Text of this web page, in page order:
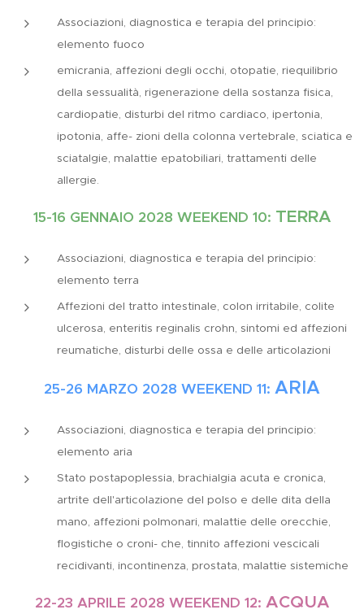
Associazioni, diagnostica e terapia del principio:
elemento fuoco
emicrania, affezioni degli occhi, otopatie, riequilibrio
della sessualità, rigenerazione della sostanza fisica,
cardiopatie, disturbi del ritmo cardiaco, ipertonia,
ipotonia, affe- zioni della colonna vertebrale, sciatica e
sciatalgie, malattie epatobiliari, trattamenti delle
allergie.
15-16 GENNAIO 2028 WEEKEND 10: TERRA
Associazioni, diagnostica e terapia del principio:
elemento terra
Affezioni del tratto intestinale, colon irritabile, colite
ulcerosa, enteritis reginalis crohn, sintomi ed affezioni
reumatiche, disturbi delle ossa e delle articolazioni
25-26 MARZO 2028 WEEKEND 11: ARIA
Associazioni, diagnostica e terapia del principio:
elemento aria
Stato postapoplessia, brachialgia acuta e cronica,
artrite dell'articolazione del polso e delle dita della
mano, affezioni polmonari, malattie delle orecchie,
flogistiche o croni- che, tinnito affezioni vescicali
recidivanti, incontinenza, prostata, malattie sistemiche
22-23 APRILE 2028 WEEKEND 12: ACQUA